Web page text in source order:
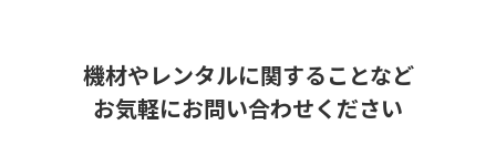
機材やレンタルに関することなど
お気軽にお問い合わせください